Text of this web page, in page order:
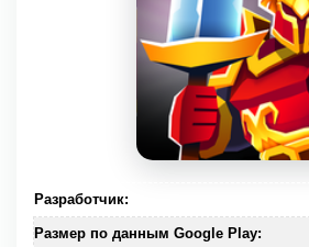
Разработчик:
Размер по данным Google Play: